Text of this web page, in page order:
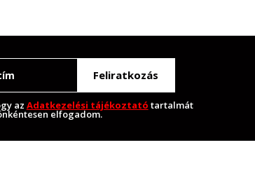
Feliratkozás
az Adatkezelési tájékoztató tartalmát
elfogadom.